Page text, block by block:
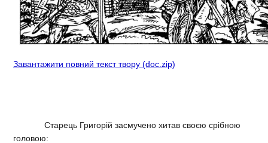
Завантажити повний текст твору (doc.zip)
Старець Григорій засмучено хитав своєю срібною
головою: